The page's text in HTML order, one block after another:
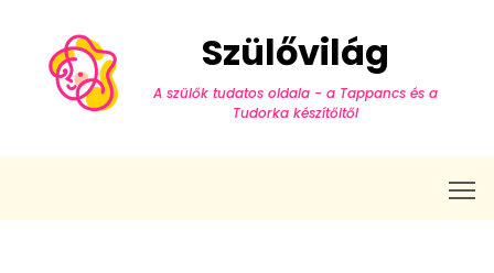
Szülővilág
A szülők tudatos oldala - a Tappancs és a
Tudorka készítőitől